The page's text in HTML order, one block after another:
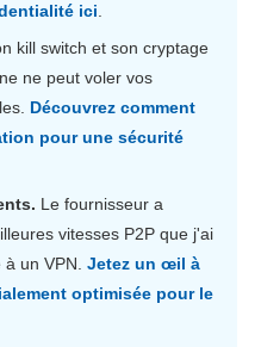
ici.
kill switch et son cryptage
ne peut voler vos
Découvrez comment
pour une sécurité
Le fournisseur a
vitesses P2P que j'ai
un VPN. Jetez un œil à
optimisée pour le